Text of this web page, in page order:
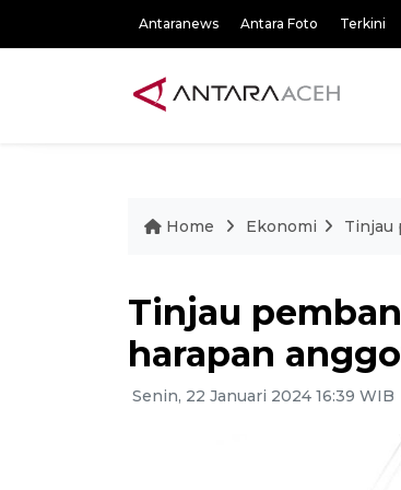
Antaranews Antara Foto Terkini
Home Ekonomi Tinjau
Tinjau
harapan
Senin, 22 Januari 2024 16:39 WIB